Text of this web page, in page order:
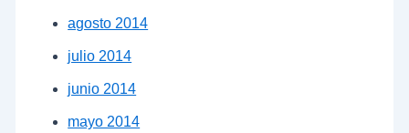
agosto 2014
julio 2014
junio 2014
mayo 2014